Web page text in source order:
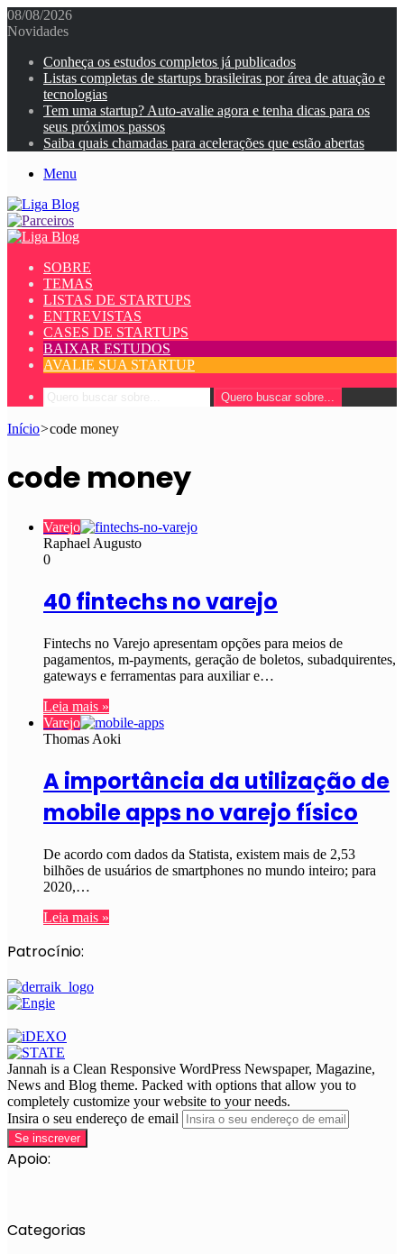
08/08/2026
Novidades
Conheça os estudos completos já publicados
Listas completas de startups brasileiras por área de atuação e
tecnologias
Tem uma startup? Auto-avalie agora e tenha dicas para os
seus próximos passos
Saiba quais chamadas para acelerações que estão abertas
Menu
SOBRE
TEMAS
LISTAS DE STARTUPS
ENTREVISTAS
CASES DE STARTUPS
BAIXAR ESTUDOS
AVALIE SUA STARTUP
Quero buscar sobre...
Início>code money
code money
Varejo
Raphael Augusto
0
40 fintechs no varejo
Fintechs no Varejo apresentam opções para meios de
pagamentos, m-payments, geração de boletos, subadquirentes,
gateways e ferramentas para auxiliar e…
Leia mais »
Varejo
Thomas Aoki
A importância da utilização de
mobile apps no varejo físico
De acordo com dados da Statista, existem mais de 2,53
bilhões de usuários de smartphones no mundo inteiro; para
2020,…
Leia mais »
Patrocínio:
Jannah is a Clean Responsive WordPress Newspaper, Magazine,
News and Blog theme. Packed with options that allow you to
completely customize your website to your needs.
Insira o seu endereço de email
Apoio:
Categorias